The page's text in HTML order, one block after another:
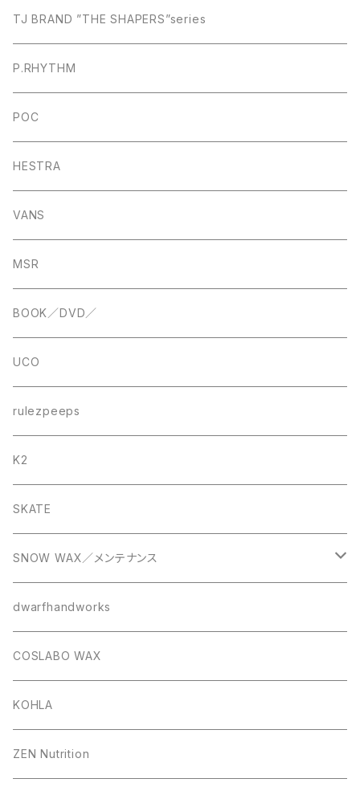
TJ BRAND ”THE SHAPERS”series
P.RHYTHM
POC
HESTRA
VANS
MSR
BOOK／DVD／
UCO
rulezpeeps
K2
SKATE
SNOW WAX／メンテナンス
Kissy mix snowsurf wax
dwarfhandworks
COSLABO WAX
KOHLA
ZEN Nutrition